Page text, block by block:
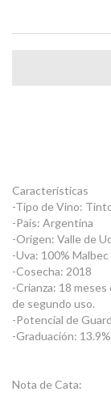
Características
-Tipo de Vino:
-Pais: Argentina
-Origen: Valle de
-Uva: 100%
-Cosecha: 2018
-Crianza: 18
de segundo uso.
-Potencial de
-Graduación: 13.9%
Nota de Cata: